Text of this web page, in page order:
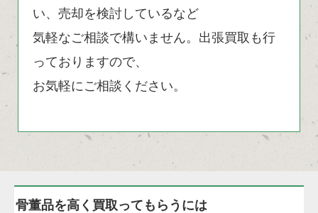
い、売却を検討しているなど
気軽なご相談で構いません。出張買取も行
っておりますので、
お気軽にご相談ください。
骨董品を高く買取ってもらうには